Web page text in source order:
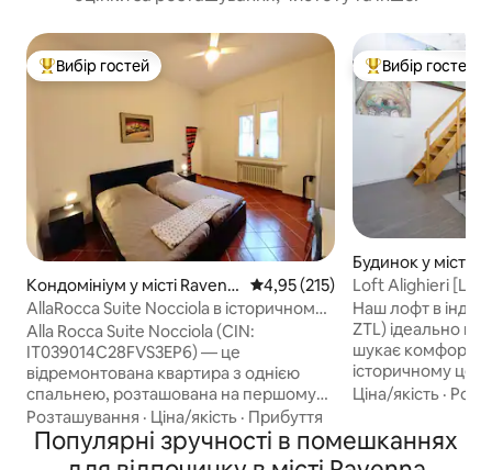
Топ вибір гостей
Вибір гостей
Кондомініум у місті Ravenn
a
Середня оцінка: 4,95 з 5,
4,95 (215)
AllaRocca Suite Nocciola в історичному
центрі
Alla Rocca Suite Nocciola (CIN:
IT039014C28FVS3EP6) — це
відремонтована квартира з однією
спальнею, розташована на першому
поверсі в історичному центрі Равенни,
з видом на Рокка-Бранкалеоне, всього
в декількох хвилинах від вокзалу та
Розташування · Ціна/якість · Прибуття
Топ вибір гостей
Вибір гостей
Будинок у місті
Loft Alighieri
Наш лофт в
ZTL) ідеально
шукає
історичному
простір
розташовану
кроках від пам
Ціна/якість ·
Популярні зручності в помешканнях